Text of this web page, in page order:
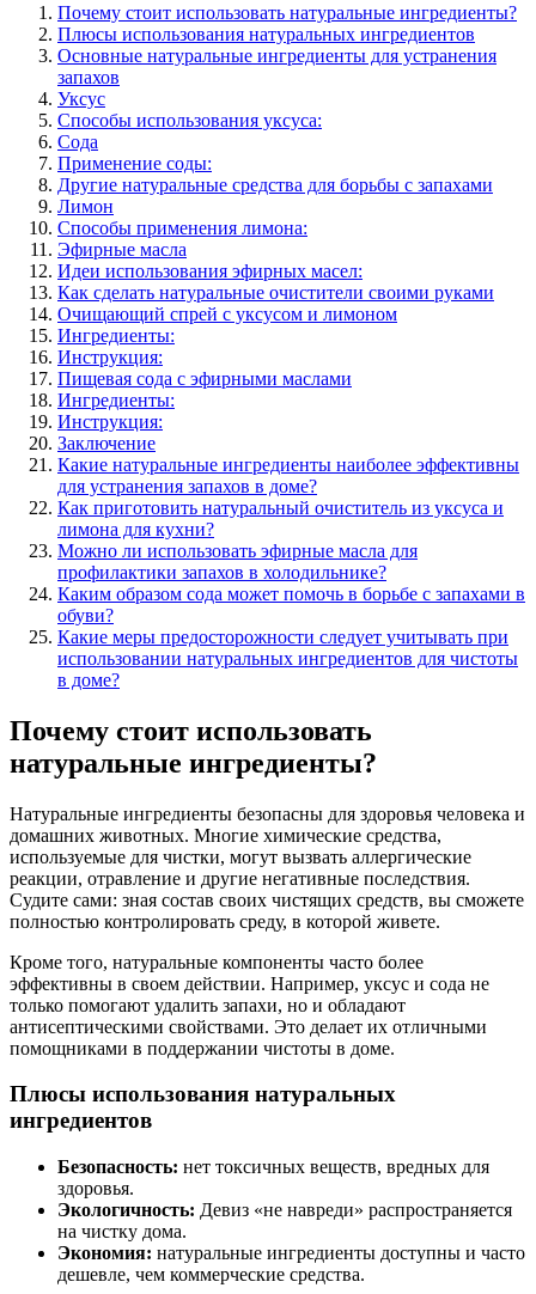
Почему стоит использовать натуральные ингредиенты?
Плюсы использования натуральных ингредиентов
Основные натуральные ингредиенты для устранения
запахов
Уксус
Способы использования уксуса:
Сода
Применение соды:
Другие натуральные средства для борьбы с запахами
Лимон
Способы применения лимона:
Эфирные масла
Идеи использования эфирных масел:
Как сделать натуральные очистители своими руками
Очищающий спрей с уксусом и лимоном
Ингредиенты:
Инструкция:
Пищевая сода с эфирными маслами
Ингредиенты:
Инструкция:
Заключение
Какие натуральные ингредиенты наиболее эффективны
для устранения запахов в доме?
Как приготовить натуральный очиститель из уксуса и
лимона для кухни?
Можно ли использовать эфирные масла для
профилактики запахов в холодильнике?
Каким образом сода может помочь в борьбе с запахами в
обуви?
Какие меры предосторожности следует учитывать при
использовании натуральных ингредиентов для чистоты
в доме?
Почему стоит использовать
натуральные ингредиенты?
Натуральные ингредиенты безопасны для здоровья человека и
домашних животных. Многие химические средства,
используемые для чистки, могут вызвать аллергические
реакции, отравление и другие негативные последствия.
Судите сами: зная состав своих чистящих средств, вы сможете
полностью контролировать среду, в которой живете.
Кроме того, натуральные компоненты часто более
эффективны в своем действии. Например, уксус и сода не
только помогают удалить запахи, но и обладают
антисептическими свойствами. Это делает их отличными
помощниками в поддержании чистоты в доме.
Плюсы использования натуральных
ингредиентов
Безопасность: нет токсичных веществ, вредных для
здоровья.
Экологичность: Девиз «не навреди» распространяется
на чистку дома.
Экономия: натуральные ингредиенты доступны и часто
дешевле, чем коммерческие средства.